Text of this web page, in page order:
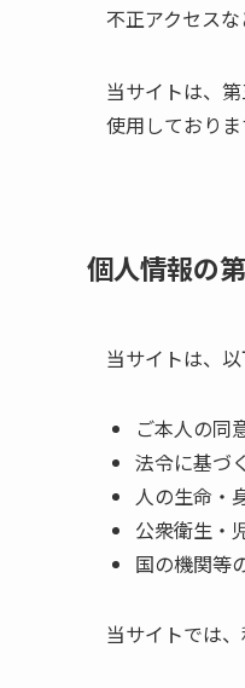
不正アクセス
当サイトは、
使用しておりま
個人情報の
当サイトは、
ご本人の同
法令に基づ
人の生命・
公衆衛生・
国の機関等
当サイトでは